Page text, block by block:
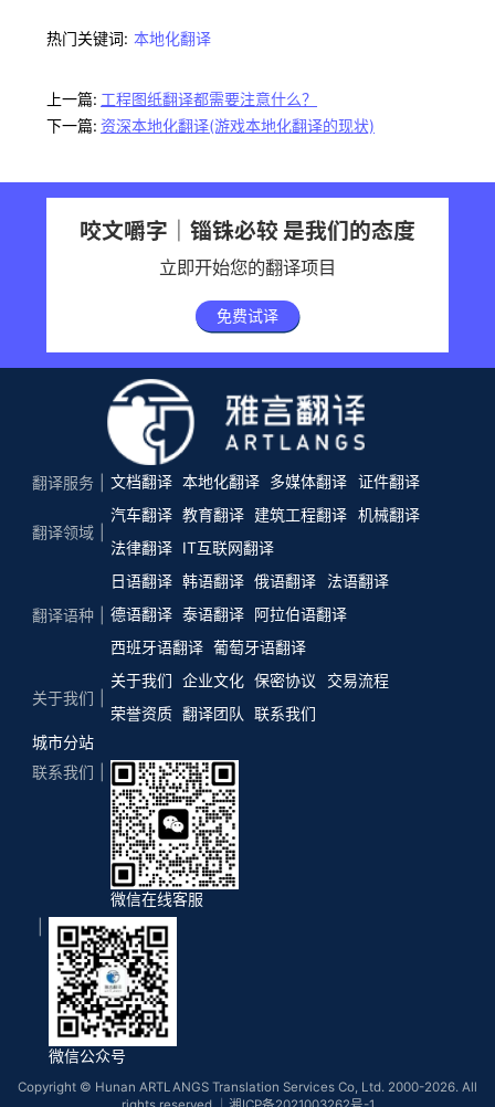
热门关键词: 本地化翻译
上一篇: 工程图纸翻译都需要注意什么？
下一篇: 资深本地化翻译(游戏本地化翻译的现状)
咬文嚼字｜锱铢必较 是我们的态度
立即开始您的翻译项目
免费试译
翻译服务 文档翻译 本地化翻译 多媒体翻译 证件翻译
翻译领域
汽车翻译 教育翻译 建筑工程翻译 机械翻译
法律翻译
IT互联网翻译
翻译语种
日语翻译 韩语翻译 俄语翻译
法语翻译
德语翻译 泰语翻译 阿拉伯语翻译
西班牙语翻译 葡萄牙语翻译
关于我们
关于我们 企业文化 保密协议
交易流程
荣誉资质 翻译团队
联系我们
城市分站
联系我们
微信在线客服
微信公众号
Copyright © Hunan ARTLANGS Translation Services Co, Ltd. 2000-2026. All